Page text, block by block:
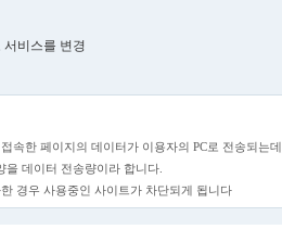
서비스를 변경
속한 페이지의 데이터가 이용자의 PC로 전송되는데,
을 데이터 전송량이라 합니다.
경우 사용중인 사이트가 차단되게 됩니다